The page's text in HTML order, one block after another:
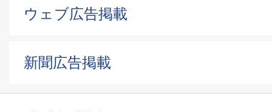
ウェブ広告掲載
新聞広告掲載